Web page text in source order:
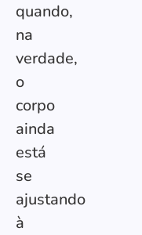
quando,
na
verdade,
o
corpo
ainda
está
se
ajustando
à